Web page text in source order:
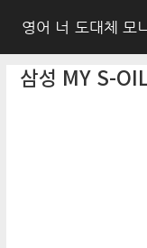
영어 너 도대체 모니
삼성 MY S-